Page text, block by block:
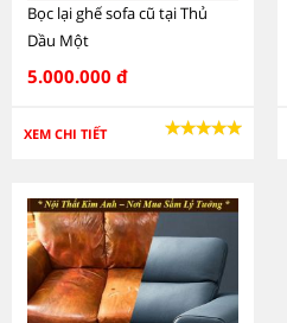
Bọc lại ghế sofa cũ tại Thủ
Dầu Một
5.000.000 đ
XEM CHI TIẾT